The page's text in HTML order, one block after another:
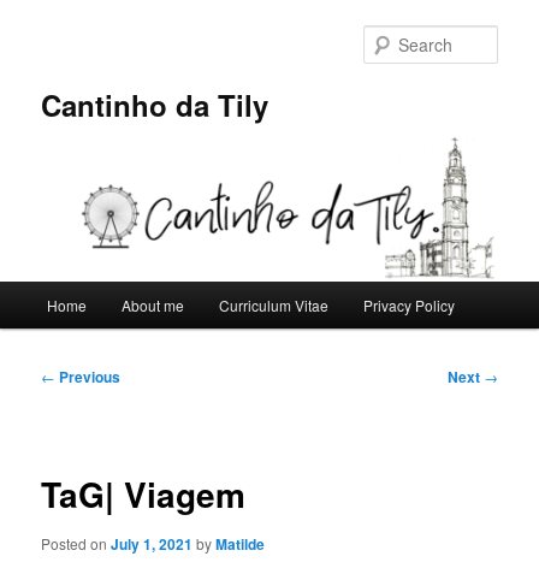
Cantinho da Tily
Home About me Curriculum Vitae Privacy Policy
Post
← Previous Next →
TaG| Viagem
Posted onJuly 1, 2021 byMatilde